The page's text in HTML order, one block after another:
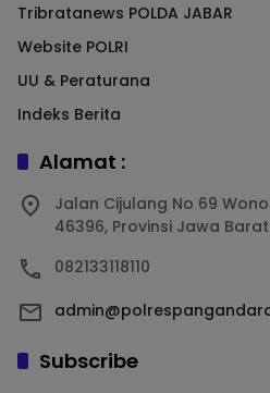
Tribratanews POLDA JABAR
Website POLRI
UU & Peraturana
Indeks Berita
Alamat :
Jalan Cijulang No 69
46396, Provinsi Jawa Barat
082133118110
Subscribe